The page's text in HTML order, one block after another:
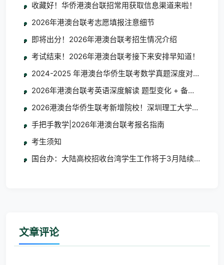
收藏好！华侨港澳台联招常用获取信息渠道来啦！
2026年港澳台联考志愿填报注意细节
即将出分！2026年港澳台联考招生情况介绍
考试结束！2026年港澳台联考接下来安排早知道！
2024-2025 年港澳台华侨生联考数学真题深度对比分析
2026年港澳台联考英语深度解读 题型变化 + 备考指南
2026港澳台华侨生联考新增院校！深圳理工大学/大湾区
手把手教学|2026年港澳台联考报名指南
考生须知
国台办：大陆高校招收台湾学生工作将于3月陆续启动
文章评论